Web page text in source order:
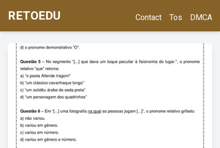
RETOEDU Contact Tos DMCA